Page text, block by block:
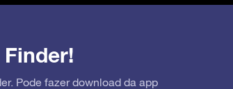
Pode fazer download da app